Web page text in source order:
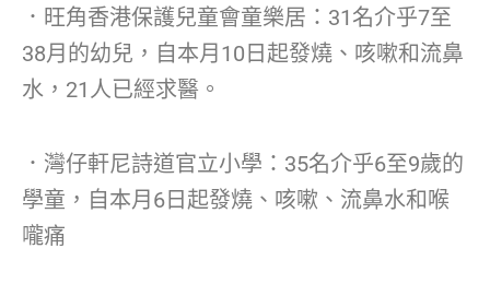
．旺角香港保護兒童會童樂居：31名介乎7至
38月的幼兒，自本月10日起發燒、咳嗽和流鼻
水，21人已經求醫。
．灣仔軒尼詩道官立小學：35名介乎6至9歲的
學童，自本月6日起發燒、咳嗽、流鼻水和喉
嚨痛